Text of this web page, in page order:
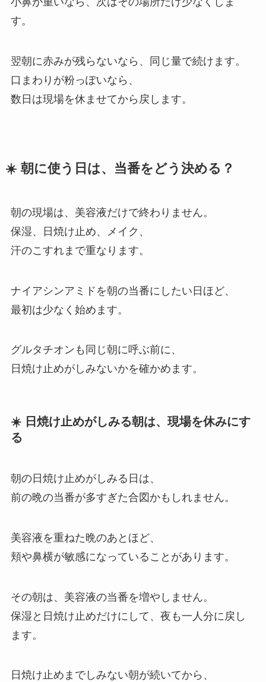
す。
翌朝に赤みが残らないなら、同じ量で続けます。
口まわりが粉っぽいなら、
数日は現場を休ませてから戻します。
☀️ 朝に使う日は、当番をどう決める？
朝の現場は、美容液だけで終わりません。
保湿、日焼け止め、メイク、
汗のこすれまで重なります。
ナイアシンアミドを朝の当番にしたい日ほど、
最初は少なく始めます。
グルタチオンも同じ朝に呼ぶ前に、
日焼け止めがしみないかを確かめます。
☀️ 日焼け止めがしみる朝は、現場を休みにす
る
朝の日焼け止めがしみる日は、
前の晩の当番が多すぎた合図かもしれません。
美容液を重ねた晩のあとほど、
頬や鼻横が敏感になっていることがあります。
その朝は、美容液の当番を増やしません。
保湿と日焼け止めだけにして、夜も一人分に戻し
ます。
日焼け止めまでしみない朝が続いてから、